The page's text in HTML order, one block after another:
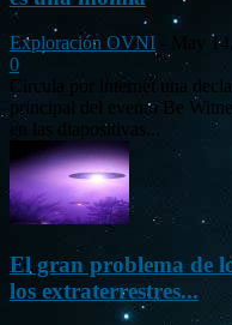
Exploración OVNI
May
0
Circula por internet una
principal del evento Be
en las diapositivas...
El gran problema de
los extraterrestres...